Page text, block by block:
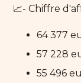
📈- Chiffre
64 377
57 228
55 496